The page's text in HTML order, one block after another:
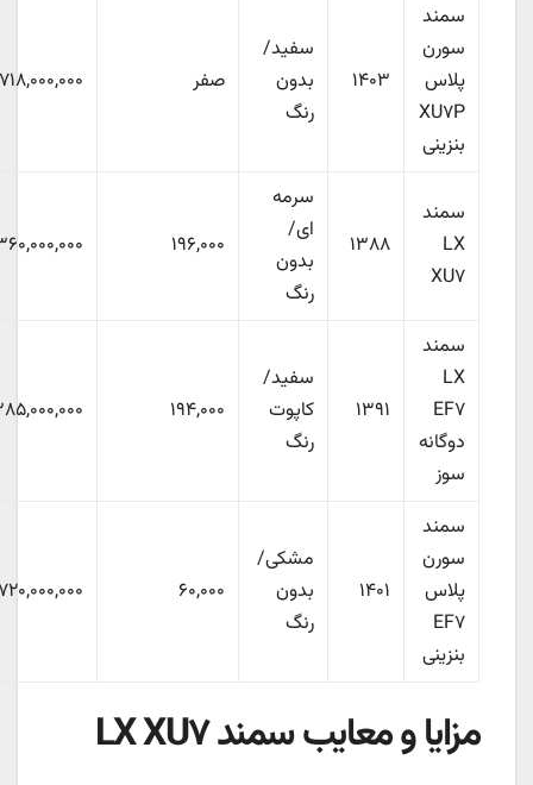
سمند
سورن
پلاس
XU۷P
بنزینی
۱۴۰۳
سفید/
بدون
۷۱۸,۰۰۰,۰۰۰
سمند
XU۷
۱۳۸۸
سرمه
بدون
۱۹۶,۰۰۰ ۳۶۰,۰۰۰,۰۰۰
سمند
دوگانه
۱۳۹۱
سفید/
کاپوت
۱۹۴,۰۰۰ ۳۸۵,۰۰۰,۰۰۰
سمند
سورن
پلاس
بنزینی
مشکی/
بدون
۶۰,۰۰۰ ۷۲۰,۰۰۰,۰۰۰
مزایا و معایب سمند LX XU۷